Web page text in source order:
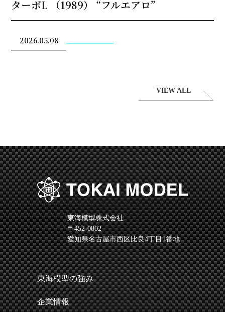
ターボL （1989） “フルエアロ”
2026.05.08
VIEW ALL
東海模型株式会社
〒452-0802
愛知県名古屋市西区比良4丁目1番地
東海模型の強み
企業情報